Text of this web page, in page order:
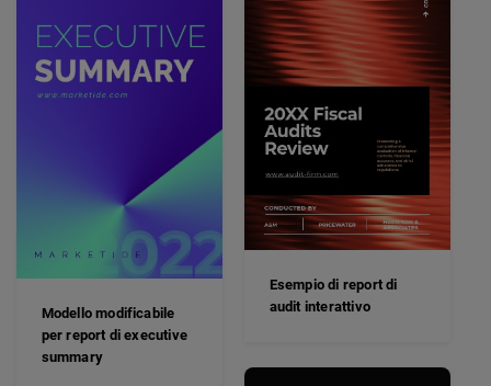
Esempio di report di
audit interattivo
Modello modificabile
per report di executive
summary